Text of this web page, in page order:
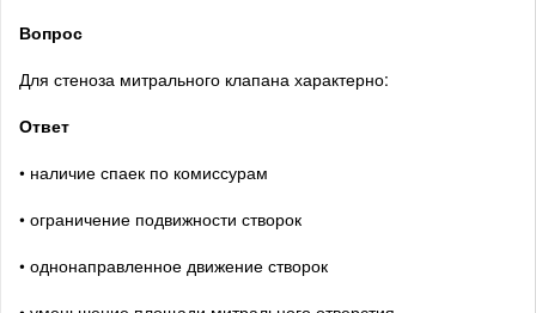
Вопрос
Для стеноза митрального клапана характерно:
Ответ
• наличие спаек по комиссурам
• ограничение подвижности створок
• однонаправленное движение створок